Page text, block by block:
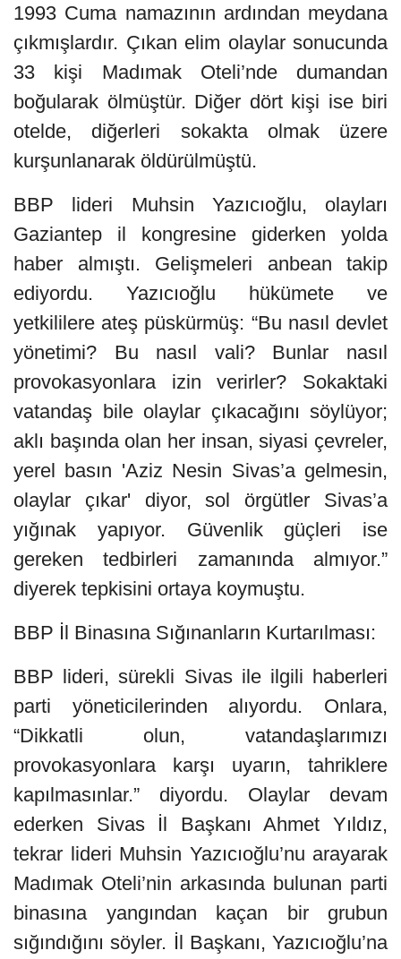
1993 Cuma namazının ardından meydana
çıkmışlardır. Çıkan elim olaylar sonucunda
33 kişi Madımak Oteli’nde dumandan
boğularak ölmüştür. Diğer dört kişi ise biri
otelde, diğerleri sokakta olmak üzere
kurşunlanarak öldürülmüştü.
BBP lideri Muhsin Yazıcıoğlu, olayları
Gaziantep il kongresine giderken yolda
haber almıştı. Gelişmeleri anbean takip
ediyordu. Yazıcıoğlu hükümete ve
yetkililere ateş püskürmüş: “Bu nasıl devlet
yönetimi? Bu nasıl vali? Bunlar nasıl
provokasyonlara izin verirler? Sokaktaki
vatandaş bile olaylar çıkacağını söylüyor;
aklı başında olan her insan, siyasi çevreler,
yerel basın 'Aziz Nesin Sivas’a gelmesin,
olaylar çıkar' diyor, sol örgütler Sivas’a
yığınak yapıyor. Güvenlik güçleri ise
gereken tedbirleri zamanında almıyor.”
diyerek tepkisini ortaya koymuştu.
BBP İl Binasına Sığınanların Kurtarılması:
BBP lideri, sürekli Sivas ile ilgili haberleri
parti yöneticilerinden alıyordu. Onlara,
“Dikkatli olun, vatandaşlarımızı
provokasyonlara karşı uyarın, tahriklere
kapılmasınlar.” diyordu. Olaylar devam
ederken Sivas İl Başkanı Ahmet Yıldız,
tekrar lideri Muhsin Yazıcıoğlu’nu arayarak
Madımak Oteli’nin arkasında bulunan parti
binasına yangından kaçan bir grubun
sığındığını söyler. İl Başkanı, Yazıcıoğlu’na